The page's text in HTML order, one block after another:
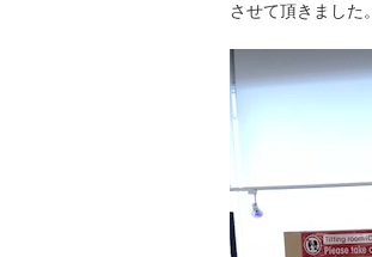
させて頂きました。